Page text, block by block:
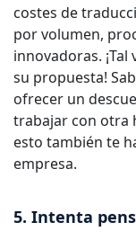
costes de
por volumen,
innovadoras.
su propuesta!
ofrecer un
trabajar con otra
esto también te
empresa.
5. Intenta